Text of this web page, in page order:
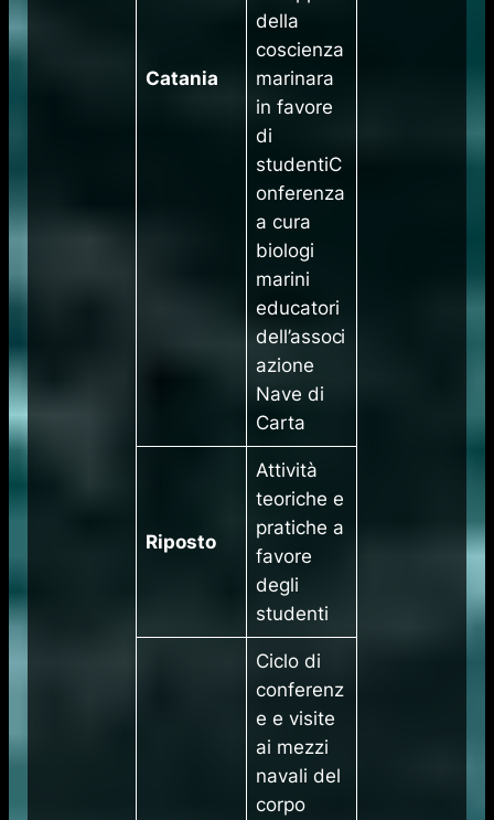
Catania
della
coscienza
marinara
in favore
di
studentiC
onferenza
a cura
biologi
marini
educatori
dell’associ
azione
Nave di
Carta
Riposto
​Attività
teoriche e
pratiche a
favore
degli
studenti
​Ciclo di
conferenz
e e visite
ai mezzi
navali del
corpo